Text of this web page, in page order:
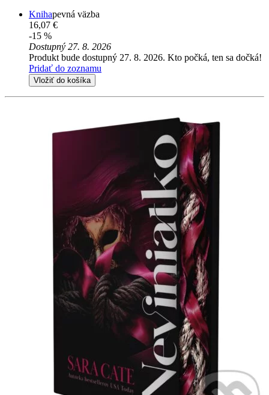
Knihapevná väzba
16,07 €
-15 %
Dostupný 27. 8. 2026
Produkt bude dostupný 27. 8. 2026. Kto počká, ten sa dočká!
Pridať do zoznamu
Vložiť do košíka